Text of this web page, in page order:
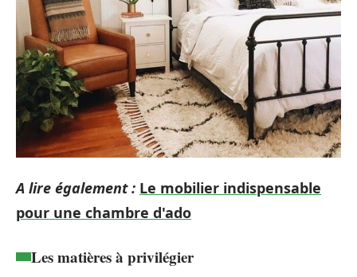
A lire également : Le mobilier indispensable
pour une chambre d'ado
Les matières à privilégier